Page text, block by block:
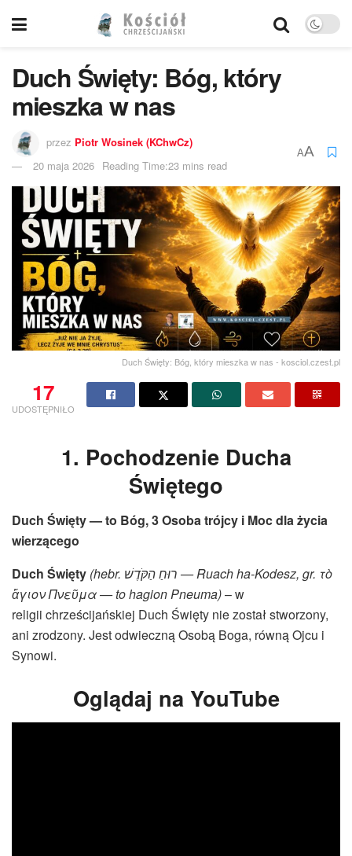
Duch Święty: Bóg, który
mieszka w nas
przez Piotr Wosinek (KChwCz)
20 maja 2026 Reading Time:23 mins read
AA
Duch Święty: Bóg, który mieszka w nas - kosciol.czest.pl
17
UDOSTĘPNIŁO
1. Pochodzenie Ducha
Świętego
Duch Święty — to Bóg, 3 Osoba trójcy i Moc dla życia
wierzącego
Duch Święty (hebr. רוּחַהַקֹּדֶשׁ — Ruach ha-Kodesz, gr. τὸ
ἅγιον Πνεῦμα — to hagion Pneuma)– w
religii chrześcijańskiej Duch Święty nie został stworzony,
ani zrodzony. Jest odwieczną Osobą Boga, równą Ojcu i
Synowi.
Oglądaj na YouTube